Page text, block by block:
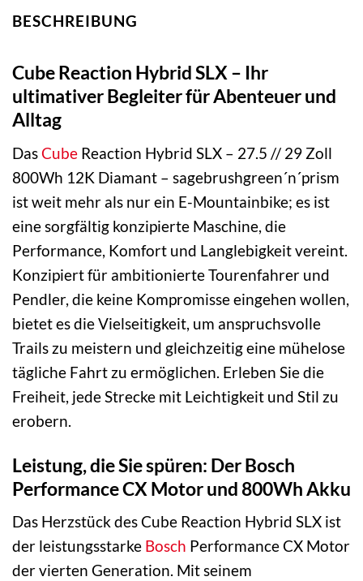
BESCHREIBUNG
Cube Reaction Hybrid SLX – Ihr
ultimativer Begleiter für Abenteuer und
Alltag
DasCube Reaction Hybrid SLX – 27.5 // 29 Zoll
800Wh 12K Diamant – sagebrushgreen´n´prism
ist weit mehr als nur ein E-Mountainbike; es ist
eine sorgfältig konzipierte Maschine, die
Performance, Komfort und Langlebigkeit vereint.
Konzipiert für ambitionierte Tourenfahrer und
Pendler, die keine Kompromisse eingehen wollen,
bietet es die Vielseitigkeit, um anspruchsvolle
Trails zu meistern und gleichzeitig eine mühelose
tägliche Fahrt zu ermöglichen. Erleben Sie die
Freiheit, jede Strecke mit Leichtigkeit und Stil zu
erobern.
Leistung, die Sie spüren: Der Bosch
Performance CX Motor und 800Wh Akku
Das Herzstück des Cube Reaction Hybrid SLX ist
der leistungsstarke Bosch Performance CX Motor
der vierten Generation. Mit seinem